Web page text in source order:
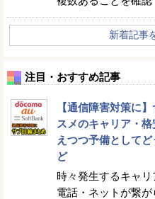
新着記事
注目・おすすめ記事
【通信障害対策に
スメのキャリア・
えつつ予備として
ど
時々発生するキャ
電話・ネットが繋